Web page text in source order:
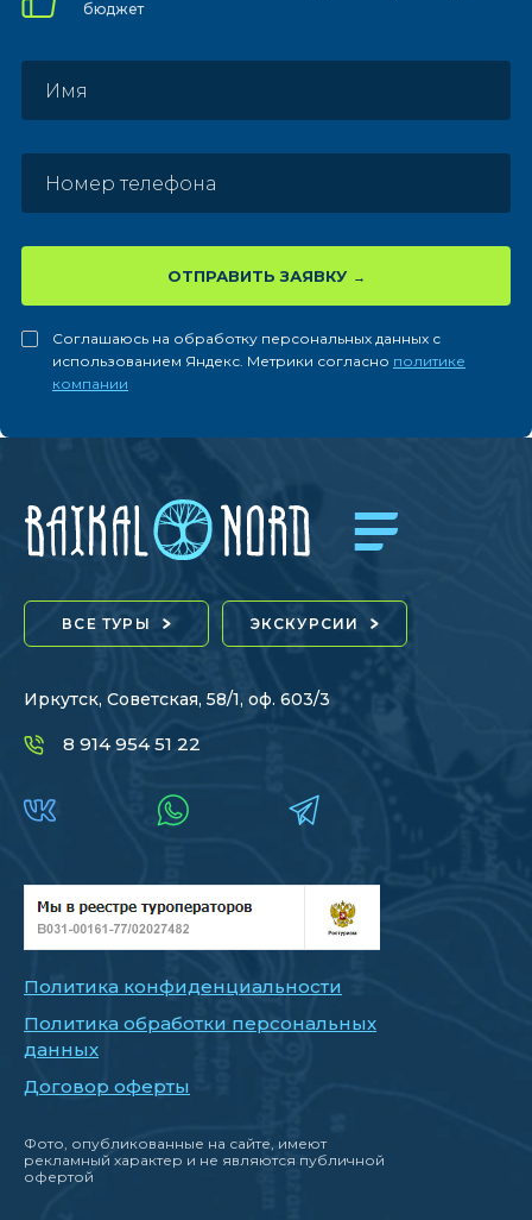
бюджет
ОТПРАВИТЬ ЗАЯВКУ
Соглашаюсь на обработку персональных данных с
использованием Яндекс. Метрики согласно политике
компании
ВСЕ ТУРЫ ЭКСКУРСИИ
Иркутск, Советская, 58/1, оф. 603/3
8 914 954 51 22
Политика конфиденциальности
Политика обработки персональных
данных
Договор оферты
Фото, опубликованные на сайте, имеют
рекламный характер и не являются публичной
офертой